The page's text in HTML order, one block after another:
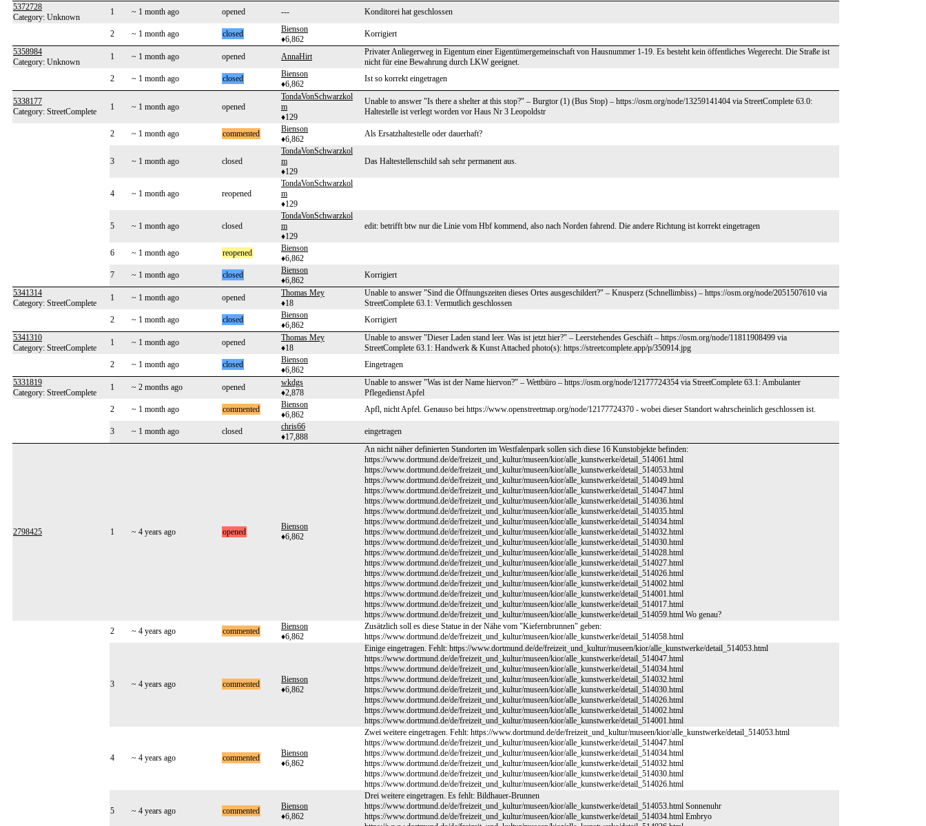
5372728
Category: Unknown
1 ~ 1 month ago opened --- Konditorei hat geschlossen
2 ~ 1 month ago closed
Bienson
♦6,862
Korrigiert
5358984
Category: Unknown
1 ~ 1 month ago opened AnnaHirt
Privater Anliegerweg in Eigentum einer Eigentümergemeinschaft von Hausnummer 1-19. Es besteht kein öffentliches Wegerecht. Die Straße ist
nicht für eine Bewahrung durch LKW geeignet.
2
~ 1 month ago closed
Bienson
♦6,862
Ist so korrekt eingetragen
5338177
Category: StreetComplete
1 ~ 1 month ago opened
TondaVonSchwarzkol
m
♦129
Unable to answer "Is there a shelter at this stop?" – Burgtor (1) (Bus Stop) – https://osm.org/node/13259141404 via StreetComplete 63.0:
Haltestelle ist verlegt worden vor Haus Nr 3 Leopoldstr
2 ~ 1 month ago commented
Bienson
♦6,862
Als Ersatzhaltestelle oder dauerhaft?
3 ~ 1 month ago closed
TondaVonSchwarzkol
m
♦129
Das Haltestellenschild sah sehr permanent aus.
4 ~ 1 month ago reopened
TondaVonSchwarzkol
m
♦129
5 ~ 1 month ago closed
TondaVonSchwarzkol
m
♦129
edit: betrifft btw nur die Linie vom Hbf kommend, also nach Norden fahrend. Die andere Richtung ist korrekt eingetragen
6 ~ 1 month ago reopened
Bienson
♦6,862
7
~ 1 month ago closed
Bienson
♦6,862
Korrigiert
5341314
Category: StreetComplete
1 ~ 1 month ago opened
Thomas Mey
♦18
Unable to answer "Sind die Öffnungszeiten dieses Ortes ausgeschildert?" – Knusperz (Schnellimbiss) – https://osm.org/node/2051507610 via
StreetComplete 63.1: Vermutlich geschlossen
2
~ 1 month ago closed
Bienson
♦6,862
Korrigiert
5341310
Category: StreetComplete
1 ~ 1 month ago opened
Thomas Mey
♦18
Unable to answer "Dieser Laden stand leer. Was ist jetzt hier?" – Leerstehendes Geschäft – https://osm.org/node/11811908499 via
StreetComplete 63.1: Handwerk & Kunst Attached photo(s): https://streetcomplete.app/p/350914.jpg
2
~ 1 month ago closed
Bienson
♦6,862
Eingetragen
5331819
Category: StreetComplete
1 ~ 2 months ago opened
wkdgs
♦2,878
Unable to answer "Was ist der Name hiervon?" – Wettbüro – https://osm.org/node/12177724354 via StreetComplete 63.1: Ambulanter
Pflegedienst Apfel
2
~ 1 month ago commented
Bienson
♦6,862
Apfl, nicht Apfel. Genauso bei https://www.openstreetmap.org/node/12177724370 - wobei dieser Standort wahrscheinlich geschlossen ist.
3 ~ 1 month ago closed
chris66
♦17,888
eingetragen
2798425 1 ~ 4 years ago opened
Bienson
♦6,862
An nicht näher definierten Standorten im Westfalenpark sollen sich diese 16 Kunstobjekte befinden:
https://www.dortmund.de/de/freizeit_und_kultur/museen/kior/alle_kunstwerke/detail_514061.html
https://www.dortmund.de/de/freizeit_und_kultur/museen/kior/alle_kunstwerke/detail_514053.html
https://www.dortmund.de/de/freizeit_und_kultur/museen/kior/alle_kunstwerke/detail_514049.html
https://www.dortmund.de/de/freizeit_und_kultur/museen/kior/alle_kunstwerke/detail_514047.html
https://www.dortmund.de/de/freizeit_und_kultur/museen/kior/alle_kunstwerke/detail_514036.html
https://www.dortmund.de/de/freizeit_und_kultur/museen/kior/alle_kunstwerke/detail_514035.html
https://www.dortmund.de/de/freizeit_und_kultur/museen/kior/alle_kunstwerke/detail_514034.html
https://www.dortmund.de/de/freizeit_und_kultur/museen/kior/alle_kunstwerke/detail_514032.html
https://www.dortmund.de/de/freizeit_und_kultur/museen/kior/alle_kunstwerke/detail_514030.html
https://www.dortmund.de/de/freizeit_und_kultur/museen/kior/alle_kunstwerke/detail_514028.html
https://www.dortmund.de/de/freizeit_und_kultur/museen/kior/alle_kunstwerke/detail_514027.html
https://www.dortmund.de/de/freizeit_und_kultur/museen/kior/alle_kunstwerke/detail_514026.html
https://www.dortmund.de/de/freizeit_und_kultur/museen/kior/alle_kunstwerke/detail_514002.html
https://www.dortmund.de/de/freizeit_und_kultur/museen/kior/alle_kunstwerke/detail_514001.html
https://www.dortmund.de/de/freizeit_und_kultur/museen/kior/alle_kunstwerke/detail_514017.html
https://www.dortmund.de/de/freizeit_und_kultur/museen/kior/alle_kunstwerke/detail_514059.html Wo genau?
2
~ 4 years ago commented
Bienson
♦6,862
Zusätzlich soll es diese Statue in der Nähe vom "Kiefernbrunnen" geben:
https://www.dortmund.de/de/freizeit_und_kultur/museen/kior/alle_kunstwerke/detail_514058.html
3 ~ 4 years ago commented
Bienson
♦6,862
Einige eingetragen. Fehlt: https://www.dortmund.de/de/freizeit_und_kultur/museen/kior/alle_kunstwerke/detail_514053.html
https://www.dortmund.de/de/freizeit_und_kultur/museen/kior/alle_kunstwerke/detail_514047.html
https://www.dortmund.de/de/freizeit_und_kultur/museen/kior/alle_kunstwerke/detail_514034.html
https://www.dortmund.de/de/freizeit_und_kultur/museen/kior/alle_kunstwerke/detail_514032.html
https://www.dortmund.de/de/freizeit_und_kultur/museen/kior/alle_kunstwerke/detail_514030.html
https://www.dortmund.de/de/freizeit_und_kultur/museen/kior/alle_kunstwerke/detail_514026.html
https://www.dortmund.de/de/freizeit_und_kultur/museen/kior/alle_kunstwerke/detail_514002.html
https://www.dortmund.de/de/freizeit_und_kultur/museen/kior/alle_kunstwerke/detail_514001.html
4 ~ 4 years ago commented
Bienson
♦6,862
Zwei weitere eingetragen. Fehlt: https://www.dortmund.de/de/freizeit_und_kultur/museen/kior/alle_kunstwerke/detail_514053.html
https://www.dortmund.de/de/freizeit_und_kultur/museen/kior/alle_kunstwerke/detail_514047.html
https://www.dortmund.de/de/freizeit_und_kultur/museen/kior/alle_kunstwerke/detail_514034.html
https://www.dortmund.de/de/freizeit_und_kultur/museen/kior/alle_kunstwerke/detail_514032.html
https://www.dortmund.de/de/freizeit_und_kultur/museen/kior/alle_kunstwerke/detail_514030.html
https://www.dortmund.de/de/freizeit_und_kultur/museen/kior/alle_kunstwerke/detail_514026.html
5 ~ 4 years ago commented
Bienson
♦6,862
Drei weitere eingetragen. Es fehlt: Bildhauer-Brunnen
https://www.dortmund.de/de/freizeit_und_kultur/museen/kior/alle_kunstwerke/detail_514053.html Sonnenuhr
https://www.dortmund.de/de/freizeit_und_kultur/museen/kior/alle_kunstwerke/detail_514034.html Embryo